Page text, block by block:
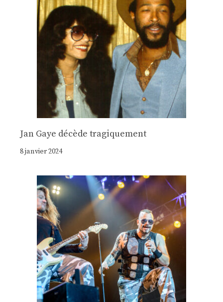
Jan Gaye décède tragiquement
8 janvier 2024